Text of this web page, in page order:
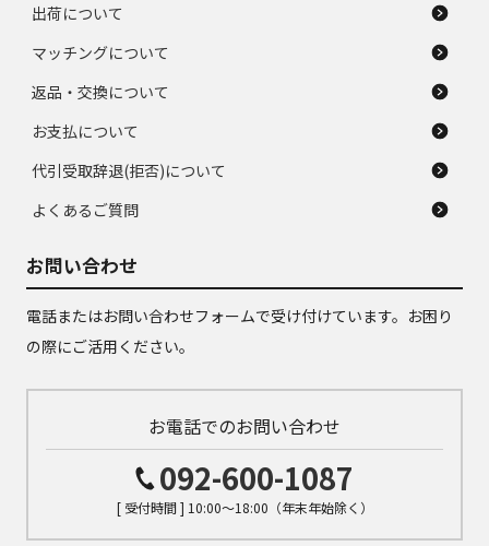
出荷について
マッチングについて
返品・交換について
お支払について
代引受取辞退(拒否)について
よくあるご質問
お問い合わせ
電話またはお問い合わせフォームで受け付けています。お困り
の際にご活用ください。
お電話でのお問い合わせ
092-600-1087
[ 受付時間 ] 10:00～18:00（年末年始除く）